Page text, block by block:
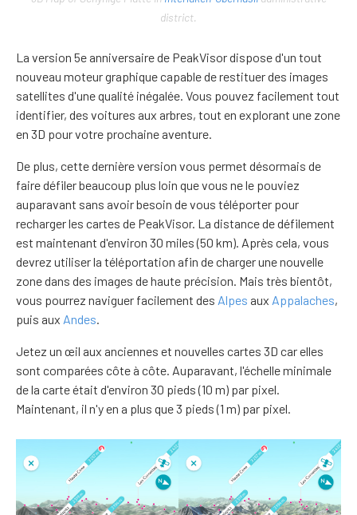
district.
La version 5e anniversaire de PeakVisor dispose d'un tout
nouveau moteur graphique capable de restituer des images
satellites d'une qualité inégalée. Vous pouvez facilement tout
identifier, des voitures aux arbres, tout en explorant une zone
en 3D pour votre prochaine aventure.
De plus, cette dernière version vous permet désormais de
faire défiler beaucoup plus loin que vous ne le pouviez
auparavant sans avoir besoin de vous téléporter pour
recharger les cartes de PeakVisor. La distance de défilement
est maintenant d'environ 30 miles (50 km). Après cela, vous
devrez utiliser la téléportation afin de charger une nouvelle
zone dans des images de haute précision. Mais très bientôt,
vous pourrez naviguer facilement des Alpes aux Appalaches,
puis aux Andes
Jetez un œil aux anciennes et nouvelles cartes 3D car elles
sont comparées côte à côte. Auparavant, l'échelle minimale
de la carte était d'environ 30 pieds (10 m) par pixel.
Maintenant, il n'y en a plus que 3 pieds (1 m) par pixel.